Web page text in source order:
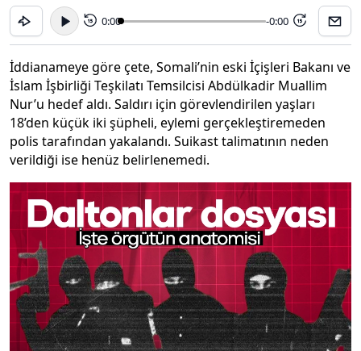
15 0:00 -0:00 15
İddianameye göre çete, Somali’nin eski İçişleri Bakanı ve
İslam İşbirliği Teşkilatı Temsilcisi Abdülkadir Muallim
Nur’u hedef aldı. Saldırı için görevlendirilen yaşları
18’den küçük iki şüpheli, eylemi gerçekleştiremeden
polis tarafından yakalandı. Suikast talimatının neden
verildiği ise henüz belirlenemedi.